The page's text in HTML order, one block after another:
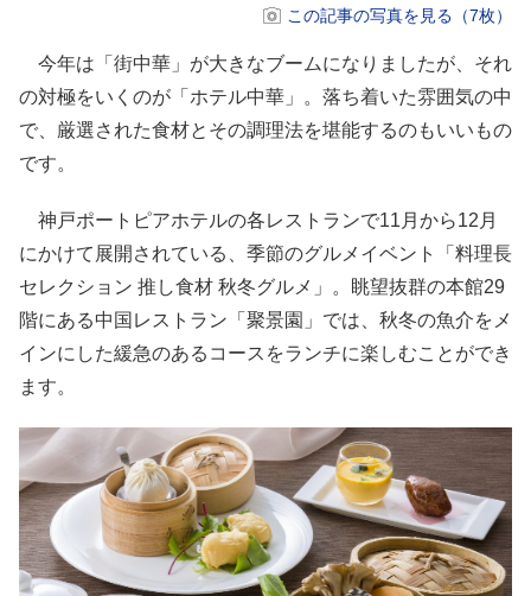
この記事の写真を見る（7枚）
今年は「街中華」が大きなブームになりましたが、それ
の対極をいくのが「ホテル中華」。落ち着いた雰囲気の中
で、厳選された食材とその調理法を堪能するのもいいもの
です。
神戸ポートピアホテルの各レストランで11月から12月
にかけて展開されている、季節のグルメイベント「料理長
セレクション 推し食材 秋冬グルメ」。眺望抜群の本館29
階にある中国レストラン「聚景園」では、秋冬の魚介をメ
インにした緩急のあるコースをランチに楽しむことができ
ます。